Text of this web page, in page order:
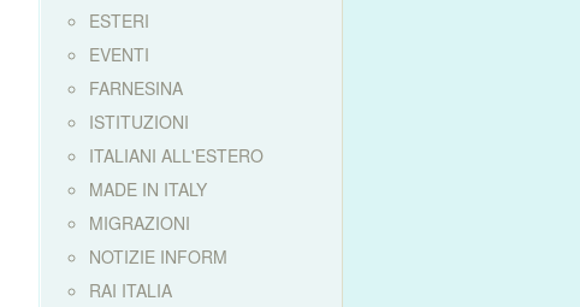
ESTERI
EVENTI
FARNESINA
ISTITUZIONI
ITALIANI ALL'ESTERO
MADE IN ITALY
MIGRAZIONI
NOTIZIE INFORM
RAI ITALIA